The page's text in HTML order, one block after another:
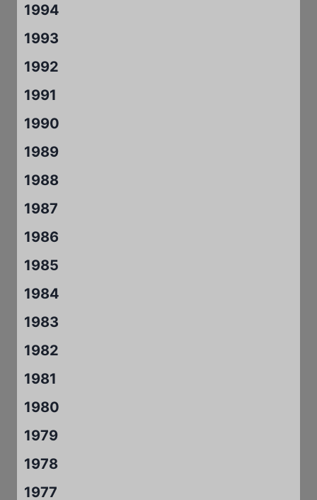
1994
1993
1992
1991
1990
1989
1988
1987
1986
1985
1984
1983
1982
1981
1980
1979
1978
1977